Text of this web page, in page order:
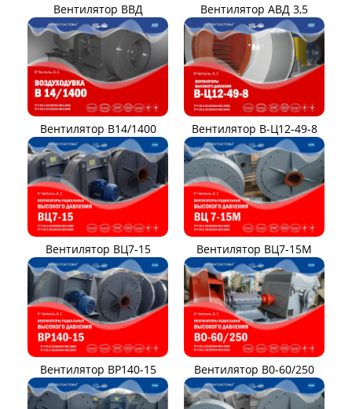
Вентилятор ВВД Вентилятор АВД 3,5
Вентилятор В14/1400 Вентилятор В-Ц12-49-8
Вентилятор ВЦ7-15 Вентилятор ВЦ7-15М
Вентилятор ВР140-15 Вентилятор В0-60/250